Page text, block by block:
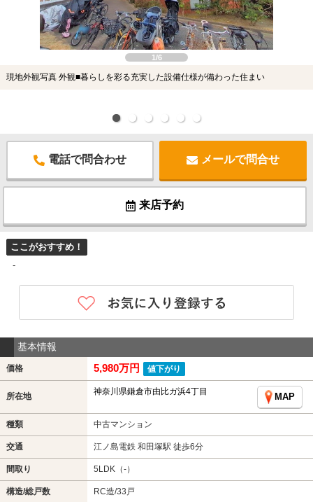
1/6
現地外観写真 外観■暮らしを彩る充実した設備仕様が備わった住まい
電話で問合わせ メールで問合せ
来店予約
ここがおすすめ！
-
基本情報
価格 5,980万円 値下がり
所在地 神奈川県鎌倉市由比ガ浜4丁目
MAP
種類 中古マンション
交通 江ノ島電鉄 和田塚駅 徒歩6分
間取り 5LDK（-）
構造/総戸数 RC造/33戸